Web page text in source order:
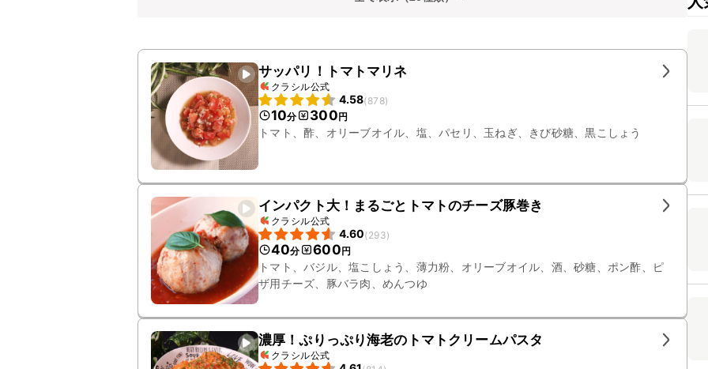
サッパリ！トマトマリネ
クラシル公式
4.58(878)
10分 300円
トマト、酢、オリーブオイル、塩、パセリ、玉ねぎ、きび砂糖、黒こしょう
インパクト大！まるごとトマトのチーズ豚巻き
クラシル公式
4.60(293)
40分 600円
トマト、バジル、塩こしょう、薄力粉、オリーブオイル、酒、砂糖、ポン酢、ピ
ザ用チーズ、豚バラ肉、めんつゆ
濃厚！ぷりっぷり海老のトマトクリームパスタ
クラシル公式